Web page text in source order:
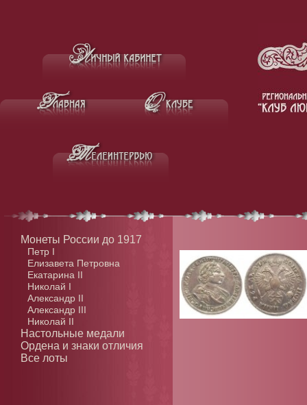
Монеты России до 1917
Петр I
Елизавета Петровна
Екатарина II
Николай I
Александр II
Александр III
Николай II
Настольные медали
Ордена и знаки отличия
Все лоты